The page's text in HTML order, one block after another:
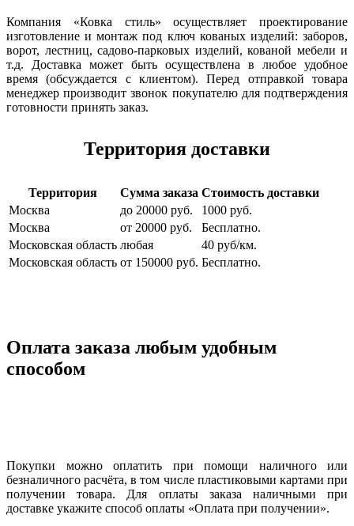
Компания «Ковка стиль» осуществляет проектирование
изготовление и монтаж под ключ кованых изделий: заборов,
ворот, лестниц, садово-парковых изделий, кованой мебели и
т.д. Доставка может быть осуществлена в любое удобное
время (обсуждается с клиентом). Перед отправкой товара
менеджер производит звонок покупателю для подтверждения
готовности принять заказ.
Территория доставки
Территория Сумма заказа Стоимость доставки
Москва
до 20000 руб.
1000 руб.
Москва
от 20000 руб.
Бесплатно.
Московская область любая
40 руб/км.
Московская область от 150000 руб. Бесплатно.
Оплата заказа любым удобным
способом
Покупки можно оплатить при помощи наличного или
безналичного расчёта, в том числе пластиковыми картами при
получении товара. Для оплаты заказа наличными при
доставке укажите способ оплаты «Оплата при получении».